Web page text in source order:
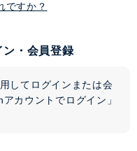
ですか？
ン・会員登録
してログインまたは会
カウントでログイン」